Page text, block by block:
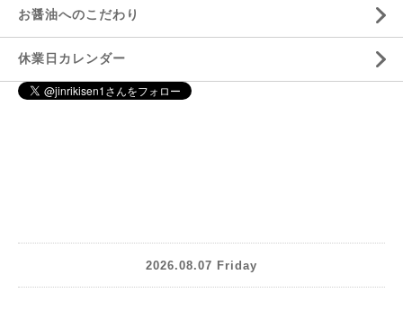
お醤油へのこだわり
休業日カレンダー
2026.08.07 Friday